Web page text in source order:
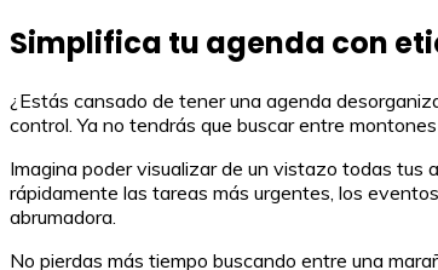
Simplifica tu agenda con
¿Estás cansado de tener una agenda
control. Ya no tendrás que buscar entre
Imagina poder visualizar de un vistazo todas tus
rápidamente las tareas más urgentes, los
abrumadora.
No pierdas más tiempo buscando entre una